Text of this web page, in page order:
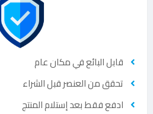
قابل البائع في مكان عام
تحقق من العنصر قبل الشراء
ادفع فقط بعد إستلام المنتج